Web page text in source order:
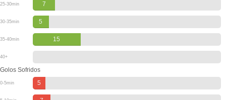
25-30min 7
30-35min 5
35-40min 15
40+
Golos Sofridos
0-5min 5